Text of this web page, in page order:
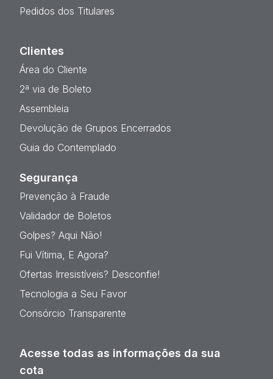
Pedidos dos Titulares
Clientes
Área do Cliente
2ª via de Boleto
Assembleia
Devolução de Grupos Encerrados
Guia do Contemplado
Segurança
Prevenção à Fraude
Validador de Boletos
Golpes? Aqui Não!
Fui Vítima, E Agora?
Ofertas Irresistíveis? Desconfie!
Tecnologia a Seu Favor
Consórcio Transparente
Acesse todas as informações da sua
cota